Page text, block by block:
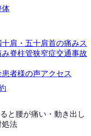
体
十肩・五十肩首の痛みス
み脊柱管狭窄症交通事故
患者様の声アクセス
と腰が痛い・動き出し
処法